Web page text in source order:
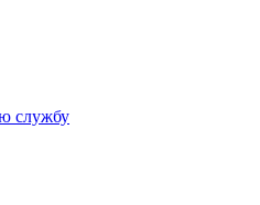
службу